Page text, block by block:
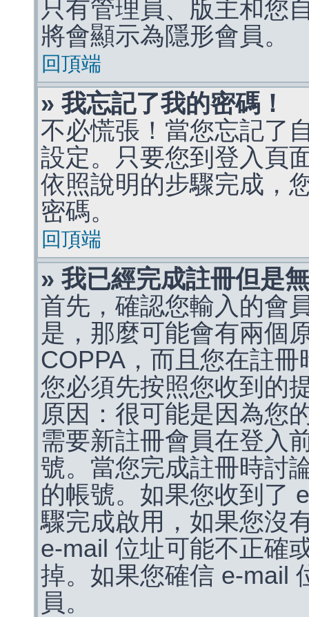
只有管理員、版主和您
將會顯示為隱形會員。
回頂端
» 我忘記了我的密碼！
不必慌張！當您忘記了
設定。只要您到登入頁
依照說明的步驟完成，
密碼。
回頂端
» 我已經完成註冊但是
首先，確認您輸入的會
是，那麼可能會有兩個
COPPA，而且您在註
您必須先按照您收到的
原因：很可能是因為您
需要新註冊會員在登入
號。當您完成註冊時討
的帳號。如果您收到了
驟完成啟用，如果您沒
e-mail 位址可能不正確
掉。如果您確信 e-mail
員。